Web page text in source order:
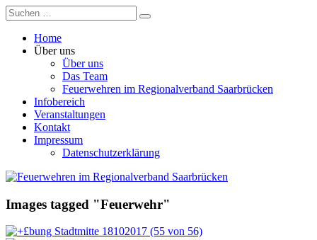
Zum
Inhalt
springen
Feuerwehren
Regionalverband
Saarbrücken
Suchen
nach:
Suchen
Home
Über uns
Über uns
Das Team
Feuerwehren im Regionalverband Saarbrücken
Infobereich
Veranstaltungen
Kontakt
Impressum
Datenschutzerklärung
Images tagged "Feuerwehr"